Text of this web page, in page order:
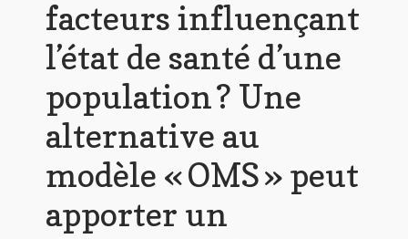
facteurs influençant
l’état de santé d’une
population ? Une
alternative au
modèle « OMS » peut
apporter un